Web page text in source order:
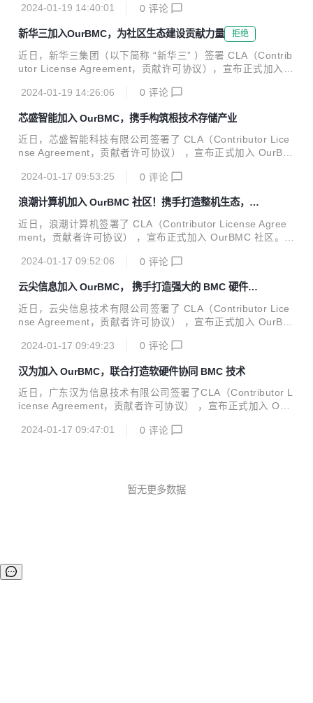
筹建的国内首个 BMC 开源根社区。在多方共同努力下，OurB
开发者提供全面、高效的 BMC 全栈解决方案。 发布内容 Our
BMC 1.0.0 发布内容包含了 bmc-uboot、bmc-linux、bmc-o
penbmc、bmc-web、host-UEFI 以及 host-linux 6 大模块。
bmc-uboot Bmc-uboot v1.0.0基于U-Boot v2019.04开发，
在支持业界主流BMC芯片的基础上，使能飞腾腾珑E2...
2024-01-19 14:40:01 0 评论
新华三加入OurBMC，为社区生态建设贡献力量 拒绝
近日，新华三集团（以下简称 “新华三” ）签署 CLA（Contrib
utor License Agreement，贡献许可协议），宣布正式加入 O
为客户业务创新、数字化转型值得信赖的合作伙伴。作为紫光
全产业链，不断提升数字化和智能化赋能水平。 新华三拥有计
算、存储、网络、5G、安全、终端等全方位的数字化基础设
施整体能力，提供云计算、大数据、人工智能、工业互联网、
信息安全、智能联接、边缘计算等在内的一站式数字化解决方
案，以及端到端的技术服务。新华三深耕行业数十年，始终以
2024-01-19 14:26:06 0 评论
芯盛智能加入 OurBMC，携手构筑根技术存储产业
近日，芯盛智能科技有限公司签署了 CLA（Contributor Lice
nse Agreement，贡献者许可协议） ，宣布正式加入 OurBM
的固态存储控制器芯片及解决方案提供商。公司现有员工 500
南、长沙、常州等地设有分子公司及研发中心。公司自成立以
来，始终坚持自主创新理念，推出多款存储控制器芯片、固态
存储产品及数据安全解决方案，产品覆盖数据中心，边缘计
金融、电力、轨交、网安等领域的建设中。 芯盛智能持续加大
2024-01-17 09:53:25 0 评论
浪潮计算机加入 OurBMC 社区！携手打造整机生态，推
动 BMC 技术加速发展
近日，浪潮计算机签署了 CLA（Contributor License Agree
ment，贡献者许可协议） ，宣布正式加入 OurBMC 社区。
品的研发生产、方案设计及实施服务的科技企业，旗下计算
品阵列丰富、性能优异，已广泛应用于政府、金融、通信、能
源等关键行业，助力用户跨越创新变革深水区，支撑用户更好
地驭势驭数前行。 坚持精研产品、共建生态的发展模式，浪潮
计算机以强大的技术实力和深厚的产业积累为依托，不断主导
创新技术软硬件产品的协同创新，携手生态伙伴攻坚创新技术
2024-01-17 09:52:06 0 评论
云尖信息加入 OurBMC， 携手打造强大的 BMC 硬件生
态
近日，云尖信息技术有限公司签署了 CLA（Contributor Lice
nse Agreement，贡献者许可协议） ，宣布正式加入 OurBM
萧山注册成立，是拥有先进研发和制造能力的数字化产品一站
累，主营业务包括客户化产品定制、研发及技术服务、电子制
造服务等，目前已与信息技术、芯片工程、3D 打印、智慧医
疗、汽车电子、智慧能源等数十个行业领域的近百家知名客户
开展成功合作。 公司创始人朱升宏先生曾供职于华为、新华
三，并担任新华三研发总裁、供应链副总裁等职务，在 I...
2024-01-17 09:49:23 0 评论
汉为加入 OurBMC，联合打造软硬件协同 BMC 技术
近日，广东汉为信息技术有限公司签署了CLA（Contributor L
icense Agreement，贡献者许可协议） ，宣布正式加入 Our
国产化计算机体系根部企业，专业从事国产化计算机产品的研
计、边缘计算机及物联网、AI 及 5G 小站、安全可信计算等。
2024-01-17 09:47:01 0 评论
暂无更多数据